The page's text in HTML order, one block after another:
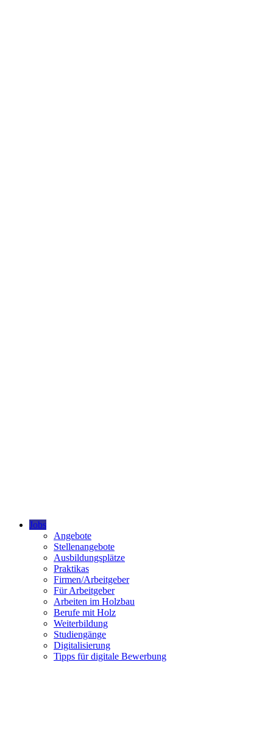
Jobs
Angebote
Stellenangebote
Ausbildungsplätze
Praktikas
Firmen/Arbeitgeber
Für Arbeitgeber
Arbeiten im Holzbau
Berufe mit Holz
Weiterbildung
Studiengänge
Digitalisierung
Tipps für digitale Bewerbung